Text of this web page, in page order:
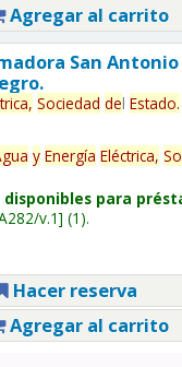
Agregar al carrito
San Antonio
Sociedad del Estado.
y Energía Eléctrica,
disponibles para
v.1 (1).
Hacer reserva
Agregar al carrito